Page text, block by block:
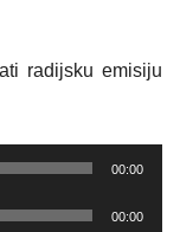
radijsku emisiju
00:00
00:00